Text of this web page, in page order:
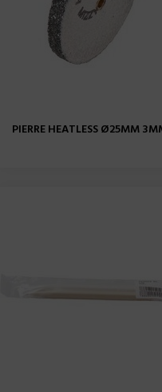
PIERRE HEATLESS Ø25MM